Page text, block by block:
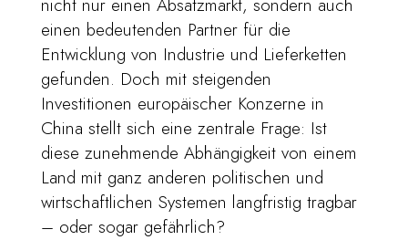
nicht nur einen Absatzmarkt, sondern auch
einen bedeutenden Partner für die
Entwicklung von Industrie und Lieferketten
gefunden. Doch mit steigenden
Investitionen europäischer Konzerne in
China stellt sich eine zentrale Frage: Ist
diese zunehmende Abhängigkeit von einem
Land mit ganz anderen politischen und
wirtschaftlichen Systemen langfristig tragbar
– oder sogar gefährlich?